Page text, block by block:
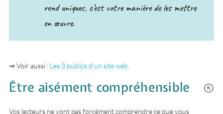
rend uniques, c’est votre manière de les mettre
en œuvre.
⇒ Voir aussi : Les 3 publics d’un site web
Être aisément compréhensible
Vos lecteurs ne vont pas forcément comprendre ce que vous